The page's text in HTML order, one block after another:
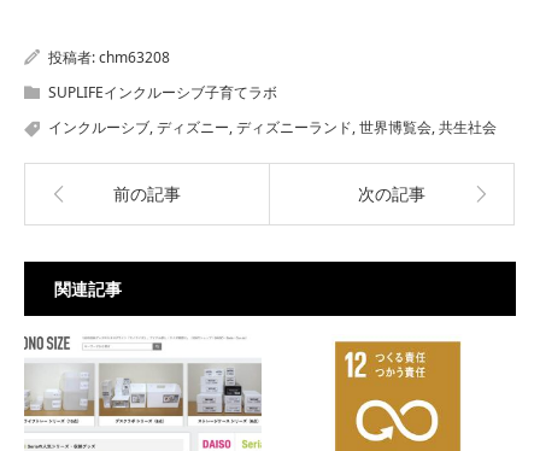
投稿者:chm63208
SUPLIFEインクルーシブ子育てラボ
インクルーシブ,ディズニー,ディズニーランド,世界博覧会,共生社会
前の記事 次の記事
関連記事